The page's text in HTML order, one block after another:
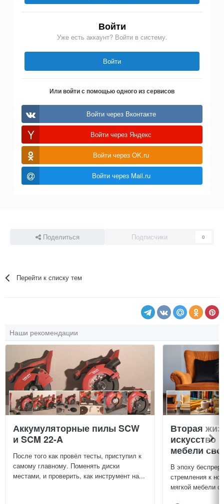
Войти
Уже есть аккаунт? Войти в систему.
Войти
Или войти с помощью одного из сервисов
Войти через Вконтакте
Войти через Яндекс
Войти через OK.ru
Войти через Mail.ru
Поделиться Подписчики 0
Перейти к списку тем
Наши рекомендации
Аккумуляторные пилы SCW
и SCM 22-A
После того как провёл тесты, приступил к
самому главному. Поменять диски
местами, и проверить, как инструмент на...
Вторая
искусство
мебели
В эпоху
стремления к
мягкой мебели